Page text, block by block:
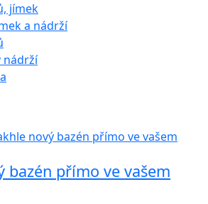
jímek
a nádrží
nádrží
bazén přímo ve vašem